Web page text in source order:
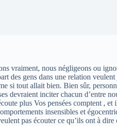
vraiment, nous négligeons ou
des gens dans une relation
si tout allait bien. Bien sûr,
devraient inciter chacun
plus Vos pensées comptent ,
insensibles et
pas écouter ce qu’ils ont à